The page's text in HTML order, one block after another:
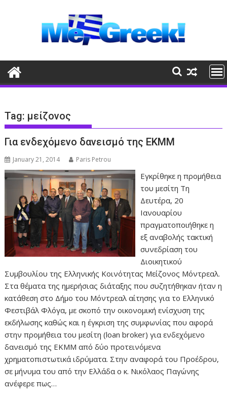
Tag: μείζονος
Για ενδεχόμενο δανεισμό της ΕΚΜΜ
January 21, 2014 Paris Petrou
Εγκρίθηκε η προμήθεια
του μεσίτη Τη
Δευτέρα, 20
Ιανουαρίου
πραγματοποιήθηκε η
εξ αναβολής τακτική
συνεδρίαση του
Διοικητικού
Συμβουλίου της Ελληνικής Κοινότητας Μείζονος Μόντρεαλ.
Στα θέματα της ημερήσιας διάταξης που συζητήθηκαν ήταν η
κατάθεση στο Δήμο του Μόντρεαλ αίτησης για το Ελληνικό
Φεστιβάλ Φλόγα, με σκοπό την οικονομική ενίσχυση της
εκδήλωσης καθώς και η έγκριση της συμφωνίας που αφορά
στην προμήθεια του μεσίτη (loan broker) για ενδεχόμενο
δανεισμό της ΕΚΜΜ από δύο προτεινόμενα
χρηματοπιστωτικά ιδρύματα. Στην αναφορά του Προέδρου,
σε μήνυμα του από την Ελλάδα ο κ. Νικόλαος Παγώνης
ανέφερε πως…